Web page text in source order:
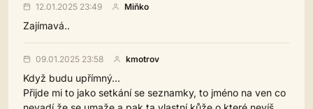
12.01.2025 23:49 Miňko
Zajímavá..
09.01.2025 23:58 kmotrov
Když budu upřímný...
Přijde mi to jako setkání se seznamky, to jméno na ven co